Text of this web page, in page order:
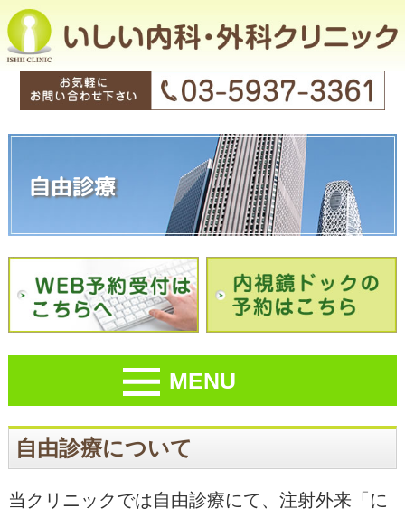
自由診療
MENU
自由診療について
当クリニックでは自由診療にて、注射外来「に